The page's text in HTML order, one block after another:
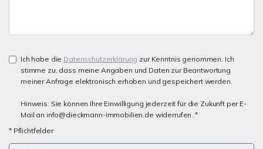
Ich habe die Datenschutzerklärung zur Kenntnis genommen. Ich
stimme zu, dass meine Angaben und Daten zur Beantwortung
meiner Anfrage elektronisch erhoben und gespeichert werden.
Hinweis: Sie können Ihre Einwilligung jederzeit für die Zukunft per E-
Mail an info@dieckmann-immobilien.de widerrufen. *
* Pflichtfelder